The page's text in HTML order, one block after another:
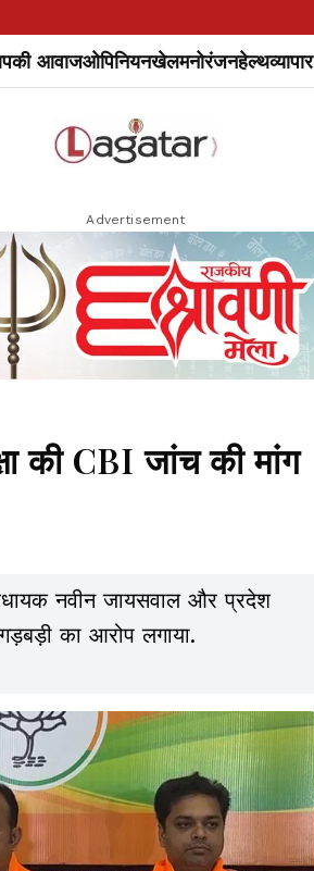
आवाजओपिनियनखेलमनोरंजनहेल्थव्यापार
Advertisement
की CBI जांच की मांग
नवीन जायसवाल और प्रदेश
का आरोप लगाया.